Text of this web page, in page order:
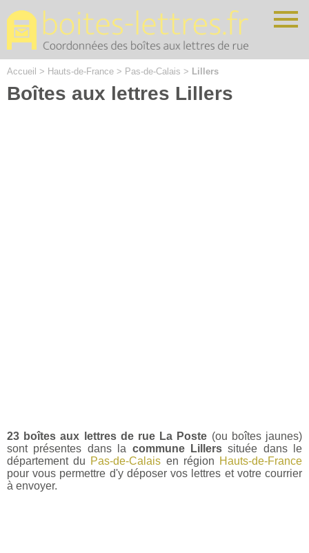
Accueil > Hauts-de-France > Pas-de-Calais > Lillers
Boîtes aux lettres Lillers
23 boîtes aux lettres de rue La Poste (ou boîtes jaunes)
sont présentes dans la commune Lillerssituée dans le
département du Pas-de-Calais en région Hauts-de-France
pour vous permettre d'y déposer vos lettres et votre courrier
à envoyer.